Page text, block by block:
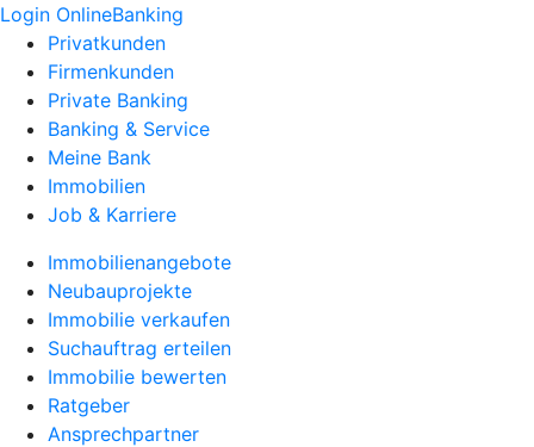
Login OnlineBanking
Privatkunden
Firmenkunden
Private Banking
Banking & Service
Meine Bank
Immobilien
Job & Karriere
Immobilienangebote
Neubauprojekte
Immobilie verkaufen
Suchauftrag erteilen
Immobilie bewerten
Ratgeber
Ansprechpartner